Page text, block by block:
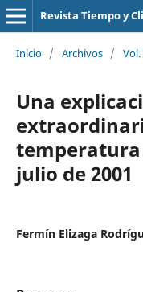
Revista Tiempo y
Inicio / Archivos /
Una
temperatura
julio de 2001
Fermín Elizaga